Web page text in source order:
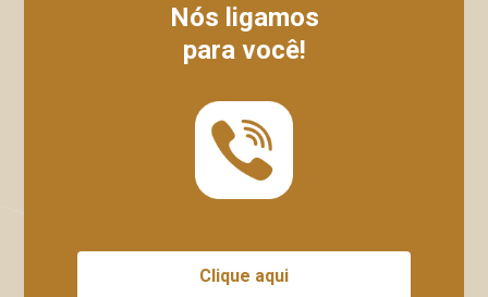
Nós ligamos
para você!
Clique aqui